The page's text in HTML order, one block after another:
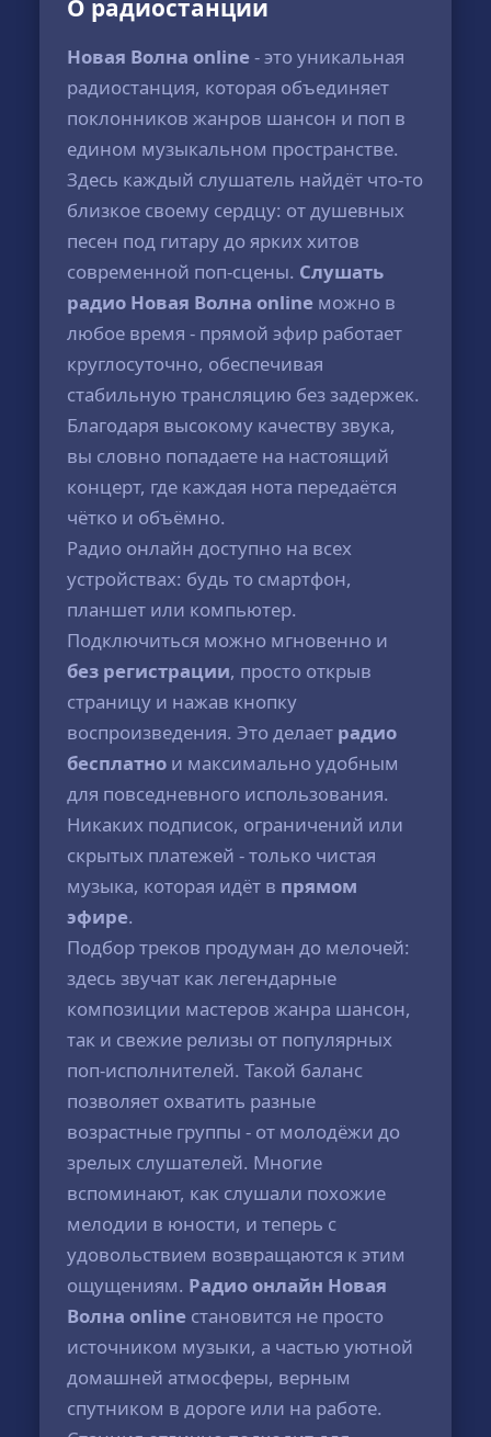
О радиостанции
Новая Волна online - это уникальная
радиостанция, которая объединяет
поклонников жанров шансон и поп в
едином музыкальном пространстве.
Здесь каждый слушатель найдёт что-то
близкое своему сердцу: от душевных
песен под гитару до ярких хитов
современной поп-сцены. Слушать
радио Новая Волна online можно в
любое время - прямой эфир работает
круглосуточно, обеспечивая
стабильную трансляцию без задержек.
Благодаря высокому качеству звука,
вы словно попадаете на настоящий
концерт, где каждая нота передаётся
чётко и объёмно.
Радио онлайн доступно на всех
устройствах: будь то смартфон,
планшет или компьютер.
Подключиться можно мгновенно и
без регистрации, просто открыв
страницу и нажав кнопку
воспроизведения. Это делает радио
бесплатно и максимально удобным
для повседневного использования.
Никаких подписок, ограничений или
скрытых платежей - только чистая
музыка, которая идёт в прямом
эфире.
Подбор треков продуман до мелочей:
здесь звучат как легендарные
композиции мастеров жанра шансон,
так и свежие релизы от популярных
поп-исполнителей. Такой баланс
позволяет охватить разные
возрастные группы - от молодёжи до
зрелых слушателей. Многие
вспоминают, как слушали похожие
мелодии в юности, и теперь с
удовольствием возвращаются к этим
ощущениям. Радио онлайн Новая
Волна online становится не просто
источником музыки, а частью уютной
домашней атмосферы, верным
спутником в дороге или на работе.